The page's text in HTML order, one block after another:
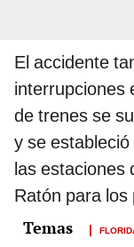
El accidente
interrupciones
de trenes se
y se
las estaciones
Ratón para los